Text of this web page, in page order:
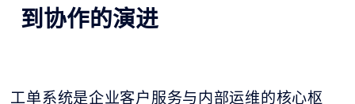
到协作的演进
工单系统是企业客户服务与内部运维的核心枢